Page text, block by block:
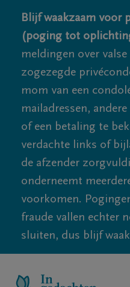
Blijf waakzaam voor
(poging tot
meldingen over
zogezegde
mom van een
mailadressen,
of een betaling te
verdachte links of
de afzender
onderneemt
voorkomen.
fraude vallen echter
sluiten, dus blijf